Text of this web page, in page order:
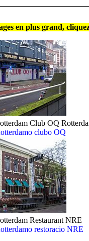
en plus grand,
Club OQ
clubo OQ
Restaurant NRE
restoracio NRE